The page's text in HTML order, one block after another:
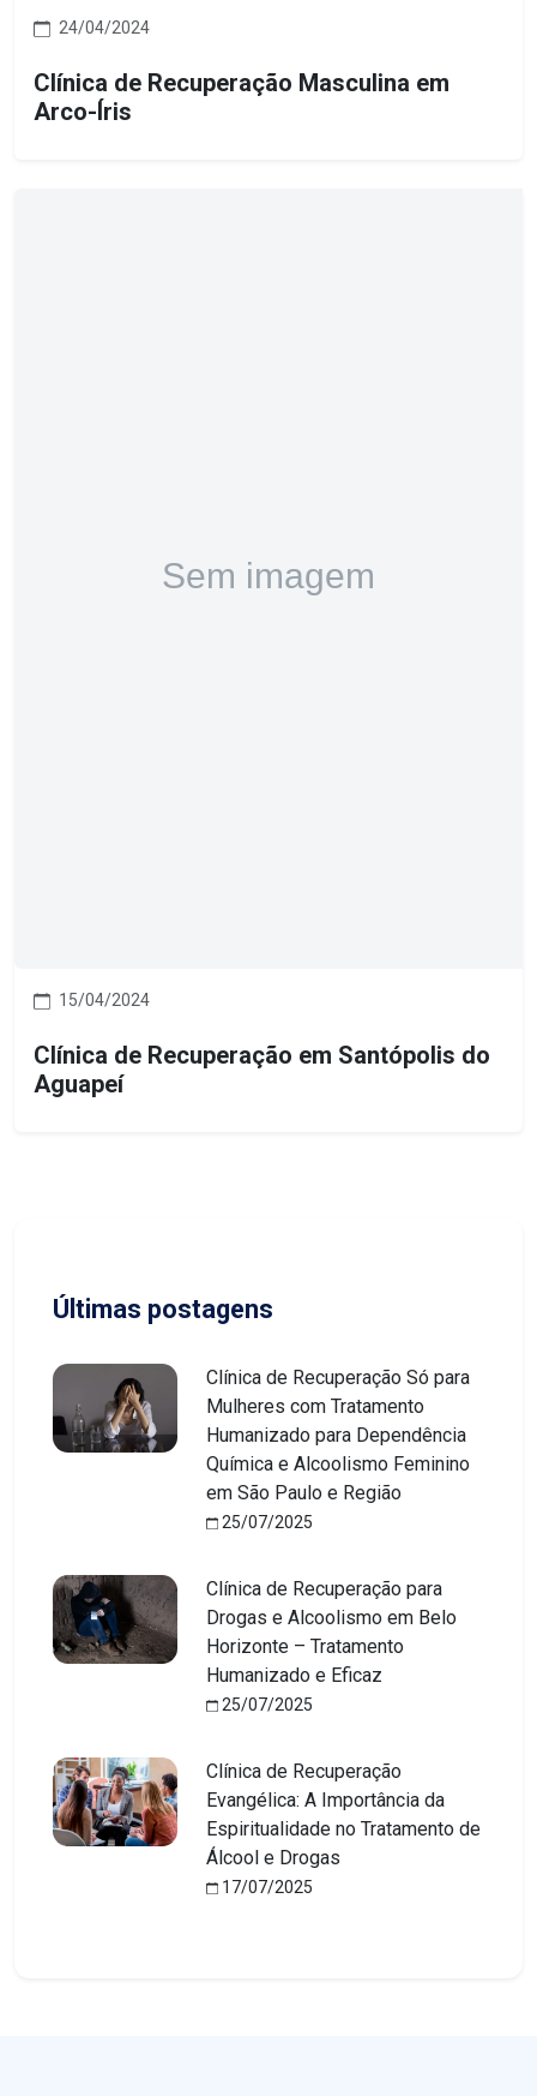
24/04/2024
Clínica de Recuperação Masculina em
Arco-Íris
15/04/2024
Clínica de Recuperação em Santópolis do
Aguapeí
Últimas postagens
Clínica de Recuperação Só para
Mulheres com Tratamento
Humanizado para Dependência
Química e Alcoolismo Feminino
em São Paulo e Região
25/07/2025
Clínica de Recuperação para
Drogas e Alcoolismo em Belo
Horizonte – Tratamento
Humanizado e Eficaz
25/07/2025
Clínica de Recuperação
Evangélica: A Importância da
Espiritualidade no Tratamento de
Álcool e Drogas
17/07/2025